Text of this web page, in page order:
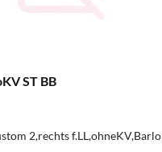
ST BB
2,rechts f.LL,ohneKV,Barlo